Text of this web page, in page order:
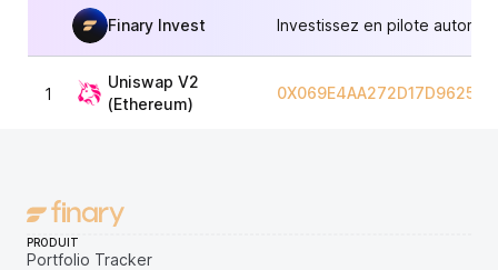
Finary Invest Investissez en pilote
1
Uniswap V2
(Ethereum)
PRODUIT
Portfolio Tracker